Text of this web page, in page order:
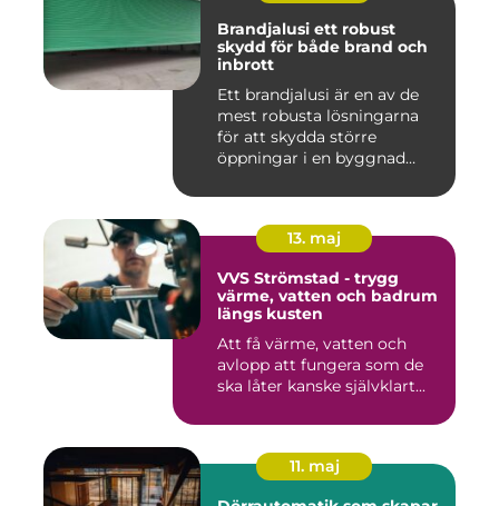
Brandjalusi ett robust
skydd för både brand och
inbrott
Ett brandjalusi är en av de
mest robusta lösningarna
för att skydda större
öppningar i en byggnad
13. maj
VVS Strömstad - trygg
värme, vatten och badrum
längs kusten
Att få värme, vatten och
avlopp att fungera som de
ska låter kanske självklart...
11. maj